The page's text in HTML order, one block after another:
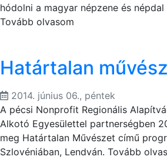
hódolni a magyar népzene és
Tovább olvasom
Határtalan
2014. június 06., péntek
A pécsi Nonprofit Regionális
Alkotó Egyesülettel partnerségben
meg Határtalan Művészet című
Szlovéniában, Lendván. Tovább